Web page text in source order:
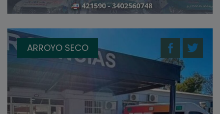
ARROYO SECO